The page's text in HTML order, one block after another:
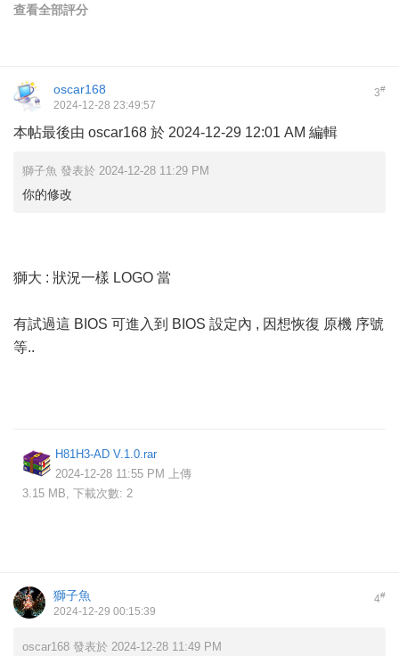
查看全部評分
3#
oscar168
2024-12-28 23:49:57
本帖最後由 oscar168 於 2024-12-29 12:01 AM 編輯
獅子魚 發表於 2024-12-28 11:29 PM
你的修改
獅大 : 狀況一樣 LOGO 當
有試過這 BIOS 可進入到 BIOS 設定內 , 因想恢復 原機 序號
等..
H81H3-AD V.1.0.rar
2024-12-28 11:55 PM 上傳
3.15 MB, 下載次數: 2
4#
獅子魚
2024-12-29 00:15:39
oscar168 發表於 2024-12-28 11:49 PM